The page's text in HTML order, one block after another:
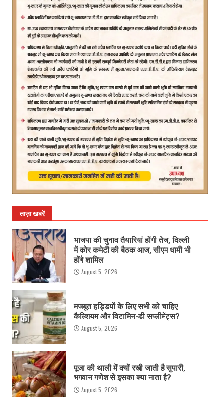
ताज़ा खबरें
भाजपा की चुनाव तैयारियां होंगी तेज, दिल्ली
में कोर कमेटी की बैठक आज, सीएम धामी भी
होंगे शामिल
August 5, 2026
मजबूत हड्डियों के लिए सभी को चाहिए
कैल्शियम और विटामिन-डी सप्लीमेंट्स?
August 5, 2026
पूजा की थाली में क्यों रखी जाती है सुपारी,
भगवान गणेश से इसका क्या नाता है?
August 5, 2026